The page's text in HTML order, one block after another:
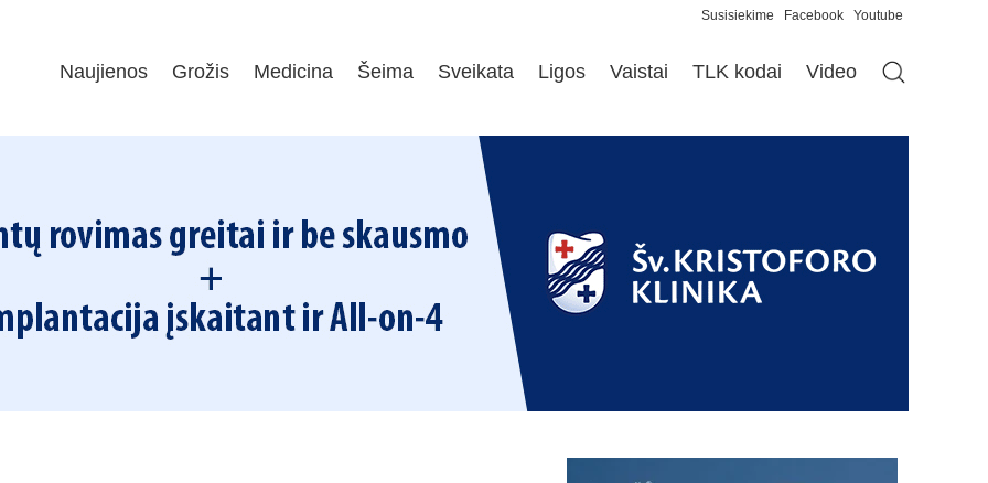
Susisiekime Facebook Youtube
Naujienos Grožis Medicina Šeima Sveikata Ligos Vaistai TLK kodai Video